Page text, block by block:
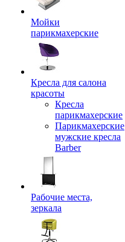
Мойки
парикмахерские
Кресла для салона
красоты
Кресла
парикмахерские
Парикмахерские
мужские кресла
Barber
Рабочие места,
зеркала